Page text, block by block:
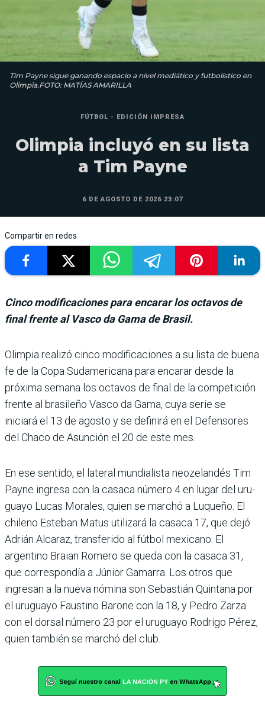
Tim Payne sigue ganando espacio a nivel mediático y futbolístico en
Olimpia.FOTO: MATÍAS AMARILLA
FÚTBOL - EDICIÓN IMPRESA
Olimpia incluyó en su lista
a Tim Payne
6 DE AGOSTO DE 2026 23:07
Compartir en redes
Cinco modificaciones para encarar los octavos de
final frente al Vasco da Gama de Brasil.
Olimpia realizó cinco modificaciones a su lista de buena
fe de la Copa Sudamericana para encarar desde la
próxima semana los octavos de final de la competición
frente al bra­sileño Vasco da Gama, cuya serie se
iniciará el 13 de agosto y se definirá en el Defensores
del Chaco de Asunción el 20 de este mes.
En ese sentido, el lateral mun­dialista neozelandés Tim
Payne ingresa con la casaca número 4 en lugar del uru­
guayo Lucas Morales, quien se marchó a Luqueño. El
chi­leno Esteban Matus utilizará la casaca 17, que dejó
Adrián Alcaraz, transferido al fút­bol mexicano. El
argentino Braian Romero se queda con la casaca 31,
que correspon­día a Júnior Gamarra. Los otros que
ingresan a la nueva nómina son Sebastián Quin­tana por
el uruguayo Faus­tino Barone con la 18, y Pedro Zarza
con el dorsal número 23 por el uruguayo Rodrigo Pérez,
quien también se mar­chó del club.